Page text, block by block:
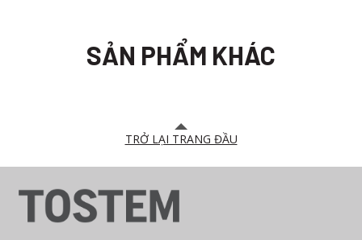
SẢN PHẨM KHÁC
TRỞ LẠI TRANG ĐẦU